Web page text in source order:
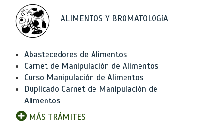
ALIMENTOS Y BROMATOLOGíA
Abastecedores de Alimentos
Carnet de Manipulación de Alimentos
Curso Manipulación de Alimentos
Duplicado Carnet de Manipulación de
Alimentos
MÁS TRÁMITES